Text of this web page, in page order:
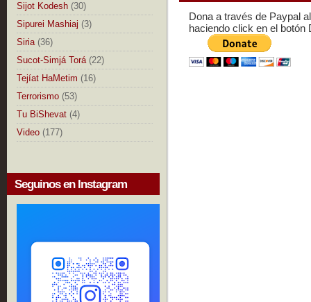
Sijot Kodesh (30)
Sipurei Mashiaj (3)
Siria (36)
Sucot-Simjá Torá (22)
Tejíat HaMetim (16)
Terrorismo (53)
Tu BiShevat (4)
Video (177)
Seguinos en Instagram
Dona a través de Paypal
haciendo click en el botón